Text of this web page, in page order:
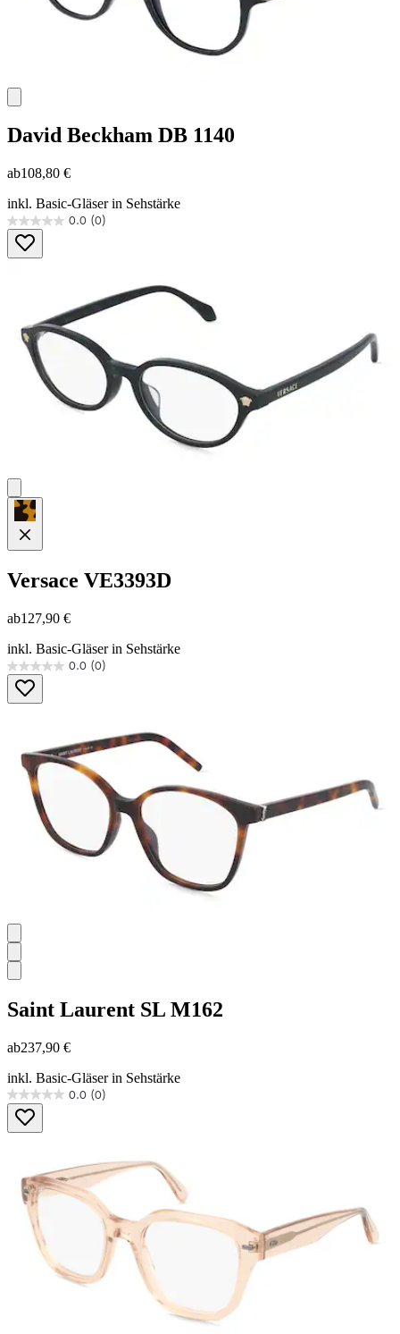
David Beckham DB 1140
ab108,80 €
inkl. Basic-Gläser in Sehstärke
0.0 (0)
0.0
von
5
Versace VE3393D
ab127,90 €
inkl. Basic-Gläser in Sehstärke
0.0 (0)
0.0
von
5
Saint Laurent SL M162
ab237,90 €
inkl. Basic-Gläser in Sehstärke
0.0 (0)
0.0
von
5